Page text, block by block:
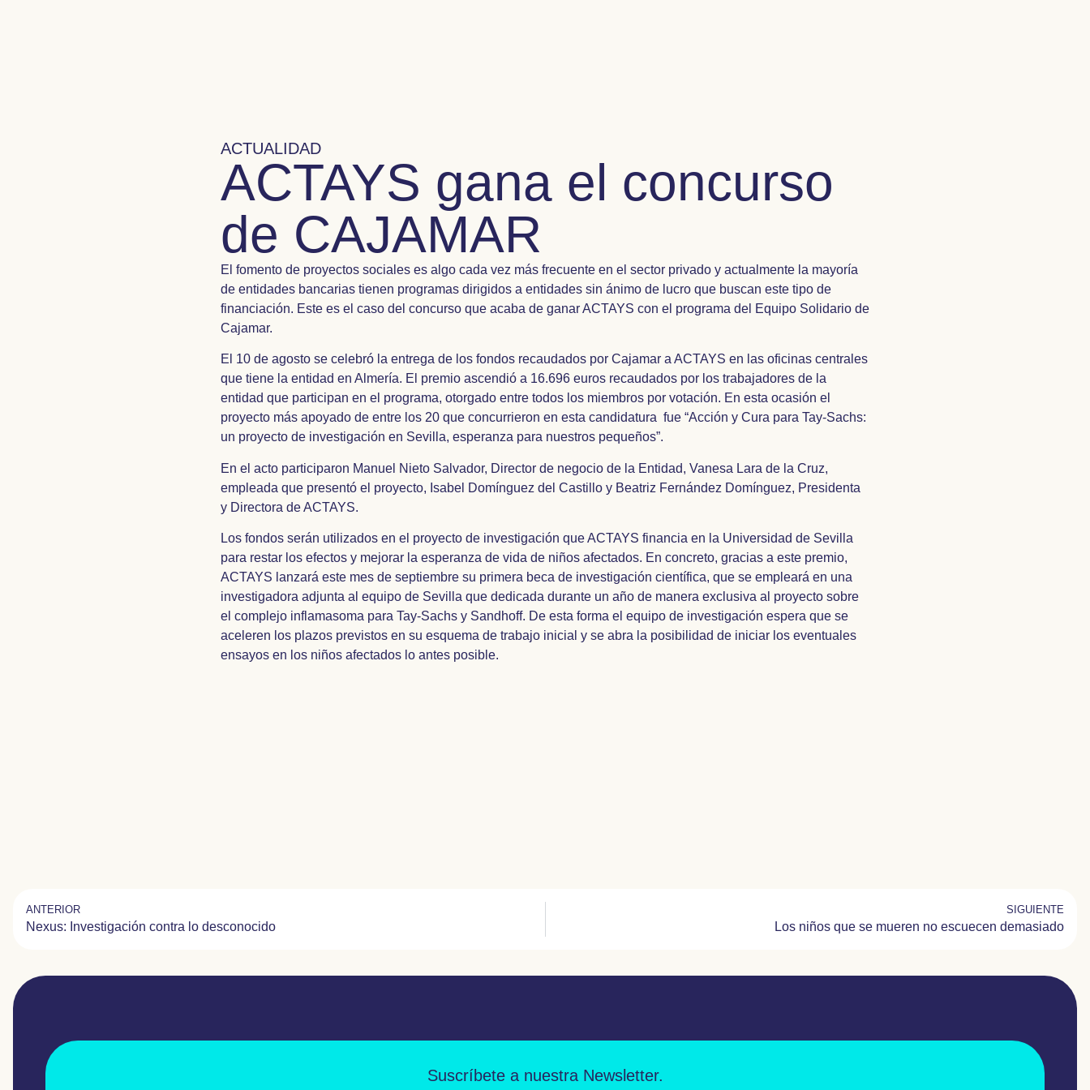
ACTUALIDAD
ACTAYS gana el concurso
de CAJAMAR
El fomento de proyectos sociales es algo cada vez más frecuente en el sector privado y actualmente la mayoría
de entidades bancarias tienen programas dirigidos a entidades sin ánimo de lucro que buscan este tipo de
financiación. Este es el caso del concurso que acaba de ganar ACTAYS con el programa del Equipo Solidario de
Cajamar.
El 10 de agosto se celebró la entrega de los fondos recaudados por Cajamar a ACTAYS en las oficinas centrales
que tiene la entidad en Almería. El premio ascendió a 16.696 euros recaudados por los trabajadores de la
entidad que participan en el programa, otorgado entre todos los miembros por votación. En esta ocasión el
proyecto más apoyado de entre los 20 que concurrieron en esta candidatura fue “Acción y Cura para Tay-Sachs:
un proyecto de investigación en Sevilla, esperanza para nuestros pequeños”.
En el acto participaron Manuel Nieto Salvador, Director de negocio de la Entidad, Vanesa Lara de la Cruz,
empleada que presentó el proyecto, Isabel Domínguez del Castillo y Beatriz Fernández Domínguez, Presidenta
y Directora de ACTAYS.
Los fondos serán utilizados en el proyecto de investigación que ACTAYS financia en la Universidad de Sevilla
para restar los efectos y mejorar la esperanza de vida de niños afectados. En concreto, gracias a este premio,
ACTAYS lanzará este mes de septiembre su primera beca de investigación científica, que se empleará en una
investigadora adjunta al equipo de Sevilla que dedicada durante un año de manera exclusiva al proyecto sobre
el complejo inflamasoma para Tay-Sachs y Sandhoff. De esta forma el equipo de investigación espera que se
aceleren los plazos previstos en su esquema de trabajo inicial y se abra la posibilidad de iniciar los eventuales
ensayos en los niños afectados lo antes posible.
ANTERIOR
Nexus: Investigación contra lo desconocido
SIGUIENTE
Los niños que se mueren no escuecen demasiado
Suscríbete a nuestra Newsletter.